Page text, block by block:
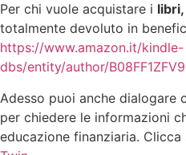
Per chi vuole acquistare i libri,
totalmente devoluto in
https://www.amazon.it/kindle-
dbs/entity/author/B08FF1ZFV9
Adesso puoi anche dialogare
per chiedere le informazioni
educazione finanziaria. Clicca